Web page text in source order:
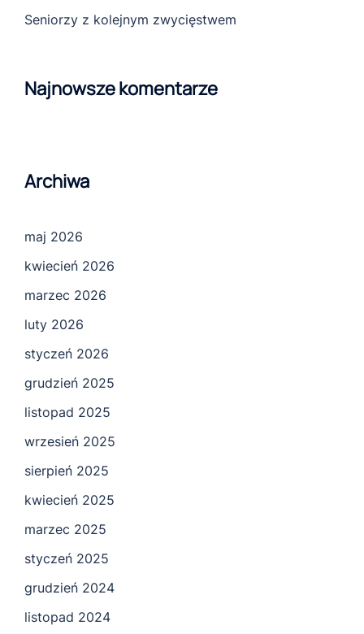
Seniorzy z kolejnym zwycięstwem
Najnowsze komentarze
Archiwa
maj 2026
kwiecień 2026
marzec 2026
luty 2026
styczeń 2026
grudzień 2025
listopad 2025
wrzesień 2025
sierpień 2025
kwiecień 2025
marzec 2025
styczeń 2025
grudzień 2024
listopad 2024